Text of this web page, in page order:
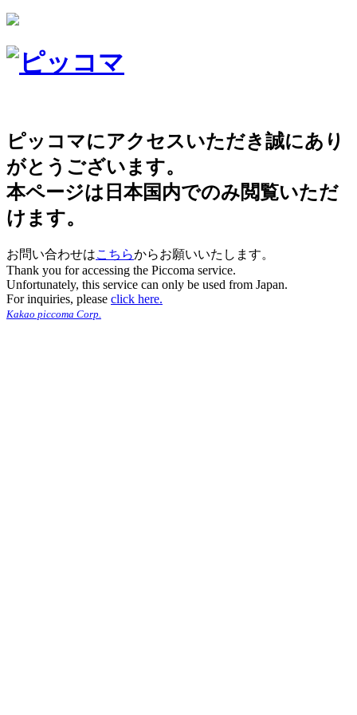
ピッコマにアクセスいただき誠にあり
がとうございます。
本ページは日本国内でのみ閲覧いただ
けます。
お問い合わせはこちらからお願いいたします。
Thank you for accessing the Piccoma service.
Unfortunately, this service can only be used from Japan.
For inquiries, please click here.
Kakao piccoma Corp.